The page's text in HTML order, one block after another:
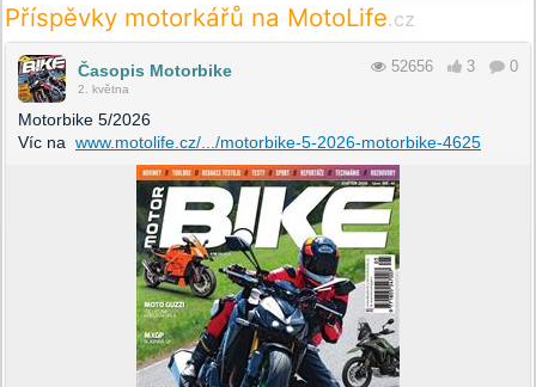
Příspěvky motorkářů na MotoLife.cz
Časopis Motorbike
2. května
52656 3 0
Motorbike 5/2026
Víc na www.motolife.cz/.../motorbike-5-2026-motorbike-4625